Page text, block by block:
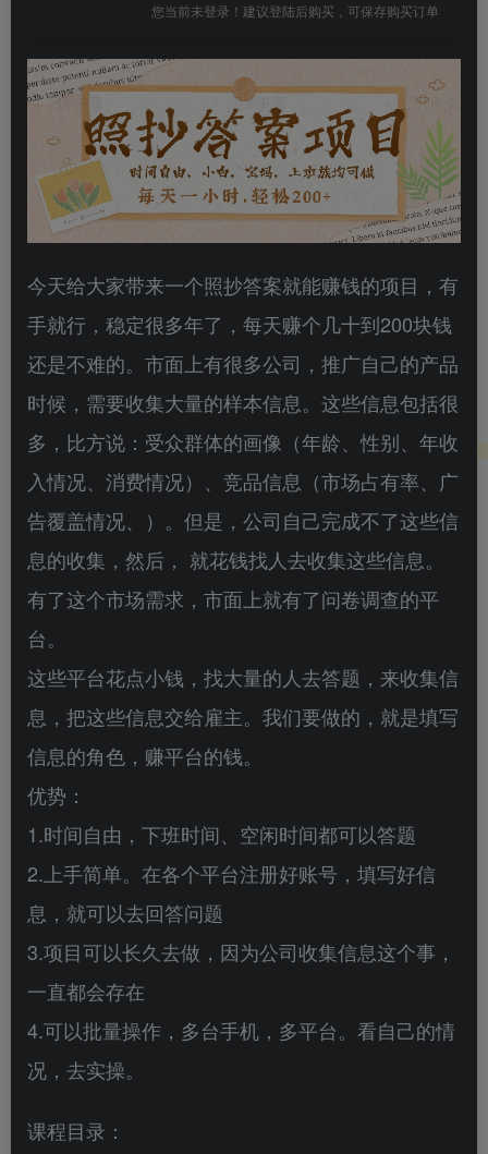
您当前未登录！建议登陆后购买，可保存购买订单
今天给大家带来一个照抄答案就能赚钱的项目，有
手就行，稳定很多年了，每天赚个几十到200块钱
还是不难的。市面上有很多公司，推广自己的产品
时候，需要收集大量的样本信息。这些信息包括很
多，比方说：受众群体的画像（年龄、性别、年收
入情况、消费情况）、竞品信息（市场占有率、广
告覆盖情况、）。但是，公司自己完成不了这些信
息的收集，然后， 就花钱找人去收集这些信息。
有了这个市场需求，市面上就有了问卷调查的平
台。
这些平台花点小钱，找大量的人去答题，来收集信
息，把这些信息交给雇主。我们要做的，就是填写
信息的角色，赚平台的钱。
优势：
1.时间自由，下班时间、空闲时间都可以答题
2.上手简单。在各个平台注册好账号，填写好信
息，就可以去回答问题
3.项目可以长久去做，因为公司收集信息这个事，
一直都会存在
4.可以批量操作，多台手机，多平台。看自己的情
况，去实操。
课程目录：